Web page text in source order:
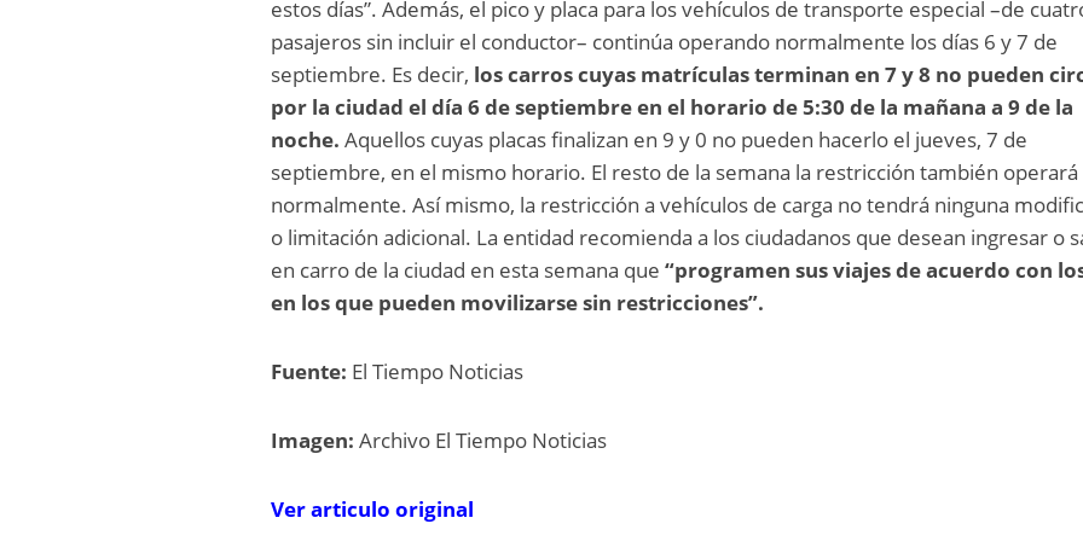
estos días”. Además, el pico y placa para los vehículos de transporte especial –de
pasajeros sin incluir el conductor– continúa operando normalmente los días 6 y 7 de
septiembre. Es decir, los carros cuyas matrículas terminan en 7 y 8 no pueden
por la ciudad el día 6 de septiembre en el horario de 5:30 de la mañana a 9 de la
noche.Aquellos cuyas placas finalizan en 9 y 0 no pueden hacerlo el jueves, 7 de
septiembre, en el mismo horario. El resto de la semana la restricción también operará
normalmente. Así mismo, la restricción a vehículos de carga no tendrá ninguna
o limitación adicional. La entidad recomienda a los ciudadanos que desean ingresar o
en carro de la ciudad en esta semana que “programen sus viajes de acuerdo con
en los que pueden movilizarse sin restricciones”.
Fuente: El Tiempo Noticias
Imagen: Archivo El Tiempo Noticias
Ver articulo original